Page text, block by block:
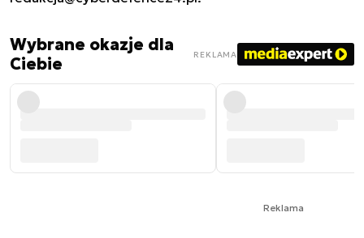
Wybrane okazje dla
Ciebie
REKLAMA
Reklama